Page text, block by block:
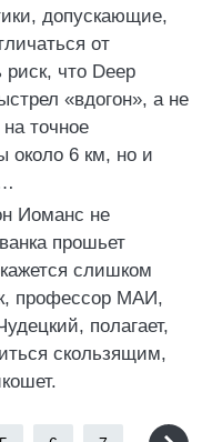
допускающие,
от
что Deep
«вдогон», а не
точное
около 6 км, но и
Иоманс не
прошьет
слишком
профессор МАИ,
полагает,
скользящим,